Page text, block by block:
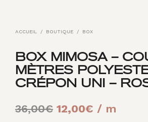
ACCUEIL / BOUTIQUE / BOX
BOX MIMOSA –
MÈTRES
CRÉPON UNI –
36,00€ Le
12,00€ Le
/ m